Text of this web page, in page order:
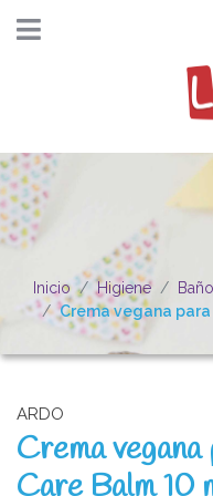
Inicio Higiene
Baño
Crema vegana
ARDO
Crema